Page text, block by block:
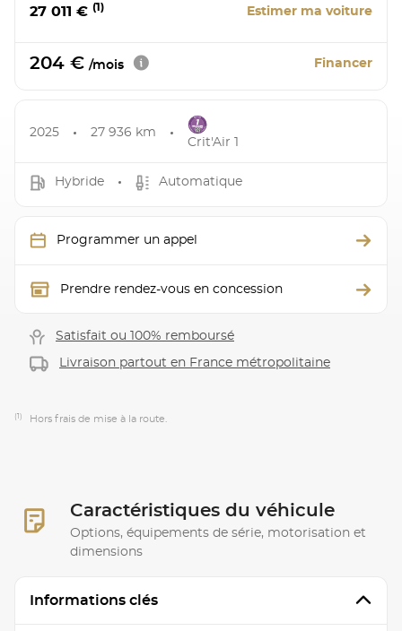
27 011 € (1) Estimer ma voiture
204 € /mois Financer
2025 27 936 km
Crit'Air 1
Hybride Automatique
Programmer un appel
Prendre rendez-vous en concession
Satisfait ou 100% remboursé
Livraison partout en France métropolitaine
(1) Hors frais de mise à la route.
Caractéristiques du véhicule
Options, équipements de série, motorisation et
dimensions
Informations clés